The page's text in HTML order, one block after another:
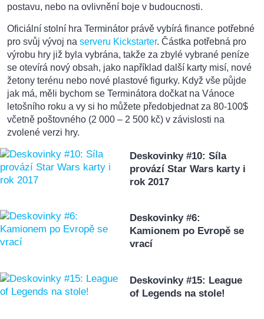
postavu, nebo na ovlivnění boje v budoucnosti.
Oficiální stolní hra Terminátor právě vybírá finance potřebné
pro svůj vývoj na serveru Kickstarter. Částka potřebná pro
výrobu hry již byla vybrána, takže za zbylé vybrané peníze
se otevírá nový obsah, jako například další karty misí, nové
žetony terénu nebo nové plastové figurky. Když vše půjde
jak má, měli bychom se Terminátora dočkat na Vánoce
letošního roku a vy si ho můžete předobjednat za 80-100$
včetně poštovného (2 000 – 2 500 kč) v závislosti na
zvolené verzi hry.
Deskovinky #10: Síla
provází Star Wars karty i
rok 2017
Deskovinky #6:
Kamionem po Evropě se
vrací
Deskovinky #15: League
of Legends na stole!